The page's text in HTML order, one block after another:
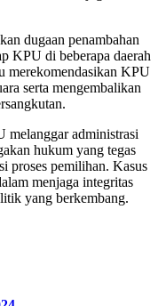
dugaan penambahan
KPU di beberapa daerah
merekomendasikan KPU
serta mengembalikan
melanggar administrasi
hukum yang tegas
proses pemilihan. Kasus
menjaga integritas
yang berkembang.